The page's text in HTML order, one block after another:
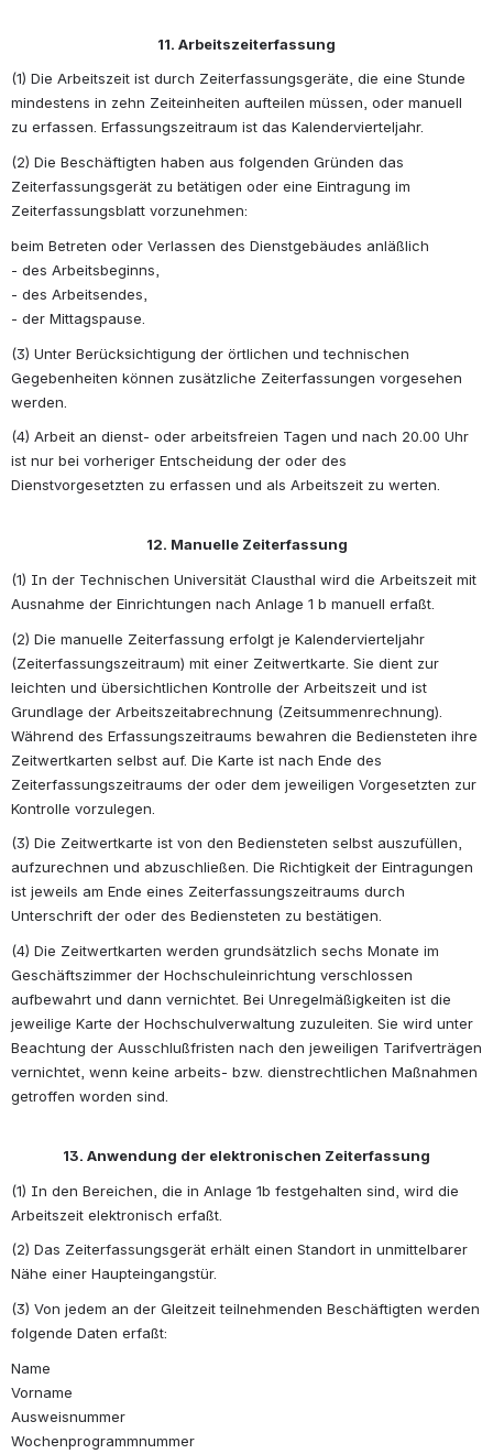
11. Arbeitszeiterfassung
(1) Die Arbeitszeit ist durch Zeiterfassungsgeräte, die eine Stunde
mindestens in zehn Zeiteinheiten aufteilen müssen, oder manuell
zu erfassen. Erfassungszeitraum ist das Kalendervierteljahr.
(2) Die Beschäftigten haben aus folgenden Gründen das
Zeiterfassungsgerät zu betätigen oder eine Eintragung im
Zeiterfassungsblatt vorzunehmen:
beim Betreten oder Verlassen des Dienstgebäudes anläßlich
- des Arbeitsbeginns,
- des Arbeitsendes,
- der Mittagspause.
(3) Unter Berücksichtigung der örtlichen und technischen
Gegebenheiten können zusätzliche Zeiterfassungen vorgesehen
werden.
(4) Arbeit an dienst- oder arbeitsfreien Tagen und nach 20.00 Uhr
ist nur bei vorheriger Entscheidung der oder des
Dienstvorgesetzten zu erfassen und als Arbeitszeit zu werten.
12. Manuelle Zeiterfassung
(1) In der Technischen Universität Clausthal wird die Arbeitszeit mit
Ausnahme der Einrichtungen nach Anlage 1 b manuell erfaßt.
(2) Die manuelle Zeiterfassung erfolgt je Kalendervierteljahr
(Zeiterfassungszeitraum) mit einer Zeitwertkarte. Sie dient zur
leichten und übersichtlichen Kontrolle der Arbeitszeit und ist
Grundlage der Arbeitszeitabrechnung (Zeitsummenrechnung).
Während des Erfassungszeitraums bewahren die Bediensteten ihre
Zeitwertkarten selbst auf. Die Karte ist nach Ende des
Zeiterfassungszeitraums der oder dem jeweiligen Vorgesetzten zur
Kontrolle vorzulegen.
(3) Die Zeitwertkarte ist von den Bediensteten selbst auszufüllen,
aufzurechnen und abzuschließen. Die Richtigkeit der Eintragungen
ist jeweils am Ende eines Zeiterfassungszeitraums durch
Unterschrift der oder des Bediensteten zu bestätigen.
(4) Die Zeitwertkarten werden grundsätzlich sechs Monate im
Geschäftszimmer der Hochschuleinrichtung verschlossen
aufbewahrt und dann vernichtet. Bei Unregelmäßigkeiten ist die
jeweilige Karte der Hochschulverwaltung zuzuleiten. Sie wird unter
Beachtung der Ausschlußfristen nach den jeweiligen Tarifverträgen
vernichtet, wenn keine arbeits- bzw. dienstrechtlichen Maßnahmen
getroffen worden sind.
13. Anwendung der elektronischen Zeiterfassung
(1) In den Bereichen, die in Anlage 1b festgehalten sind, wird die
Arbeitszeit elektronisch erfaßt.
(2) Das Zeiterfassungsgerät erhält einen Standort in unmittelbarer
Nähe einer Haupteingangstür.
(3) Von jedem an der Gleitzeit teilnehmenden Beschäftigten werden
folgende Daten erfaßt:
Name
Vorname
Ausweisnummer
Wochenprogrammnummer